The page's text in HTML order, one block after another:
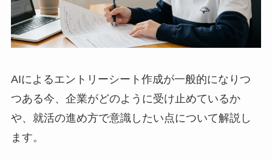
AIによるエントリーシート作成が一般的になりつ
つある今、企業がどのように受け止めているか
や、就活の進め方で意識したい点について解説し
ます。